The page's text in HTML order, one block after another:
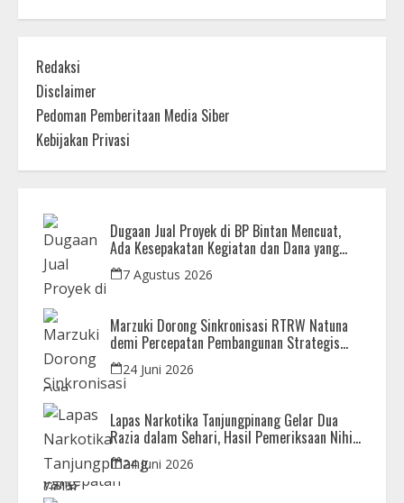
Redaksi
Disclaimer
Pedoman Pemberitaan Media Siber
Kebijakan Privasi
Dugaan Jual Proyek di BP Bintan Mencuat,
Ada Kesepakatan Kegiatan dan Dana yang
Dikembalikan
7 Agustus 2026
Marzuki Dorong Sinkronisasi RTRW Natuna
demi Percepatan Pembangunan Strategis
Daerah
24 Juni 2026
Lapas Narkotika Tanjungpinang Gelar Dua
Razia dalam Sehari, Hasil Pemeriksaan Nihil
Barang Terlarang
24 Juni 2026